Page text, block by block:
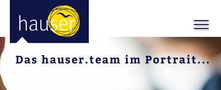
Das hauser.team im Portrait...